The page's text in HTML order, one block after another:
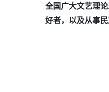
全国广大文艺理
好者，以及从事